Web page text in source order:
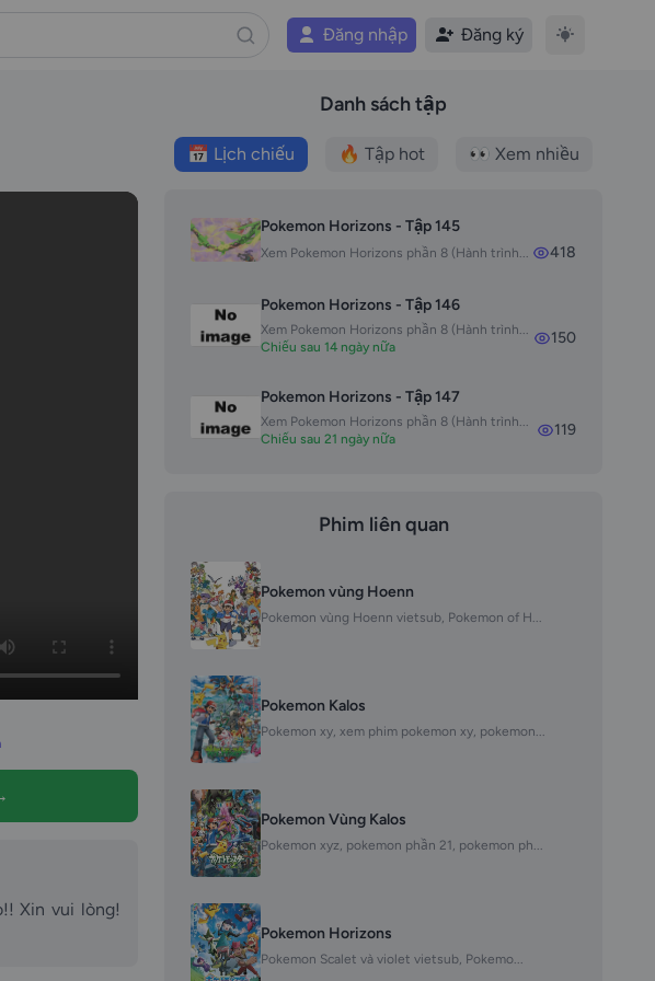
Đăng nhập Đăng ký
Xin vui lòng!
Danh sách tập
📅 Lịch chiếu 🔥 Tập hot 👀 Xem nhiều
Pokemon Horizons - Tập 145
Xem Pokemon Horizons phần 8 (Hành trình... 418
Pokemon Horizons - Tập 146
Xem Pokemon Horizons phần 8 (Hành trình...
Chiếu sau 14 ngày nữa
150
Pokemon Horizons - Tập 147
Xem Pokemon Horizons phần 8 (Hành trình...
Chiếu sau 21 ngày nữa
119
Phim liên quan
Pokemon vùng Hoenn
Pokemon vùng Hoenn vietsub, Pokemon of H...
Pokemon Kalos
Pokemon xy, xem phim pokemon xy, pokemon...
Pokemon Vùng Kalos
Pokemon xyz, pokemon phần 21, pokemon ph...
Pokemon Horizons
Pokemon Scalet và violet vietsub, Pokemo...